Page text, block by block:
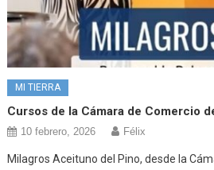
MI TIERRA
Cursos de la Cámara de Comercio
10 febrero, 2026 Félix
Milagros Aceituno del Pino, desde la